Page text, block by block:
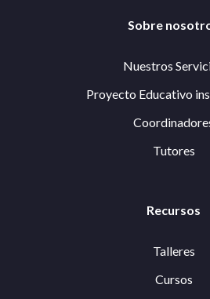
Sobre
Nuestros
Proyecto Educativo
Tutores
Recursos
Talleres
Cursos